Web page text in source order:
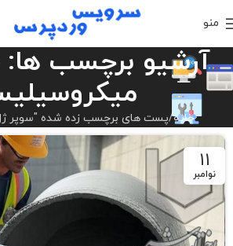
منو
آرشیو برچسب
خانه پست های برچسب زده شده "سوپر
11
نوامبر